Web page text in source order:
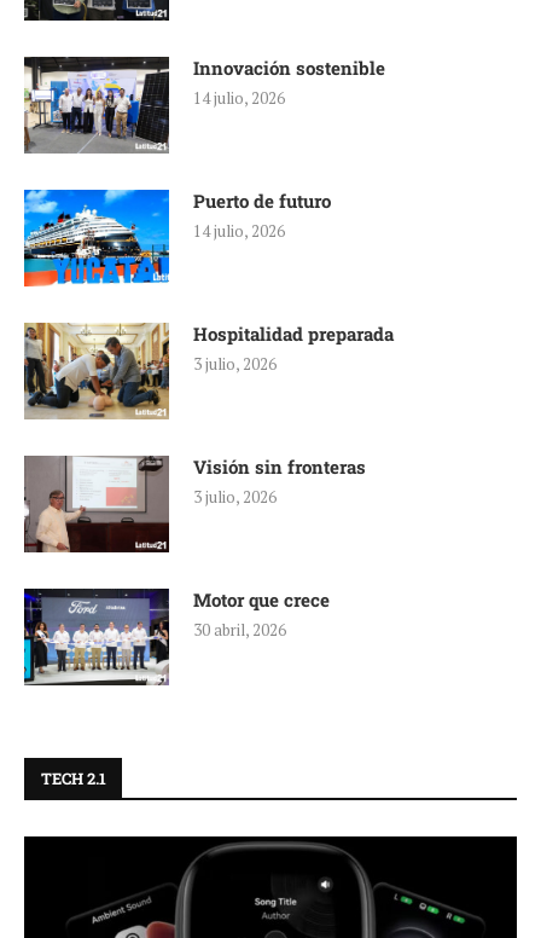
Innovación sostenible
14 julio, 2026
Puerto de futuro
14 julio, 2026
Hospitalidad preparada
3 julio, 2026
Visión sin fronteras
3 julio, 2026
Motor que crece
30 abril, 2026
TECH 2.1